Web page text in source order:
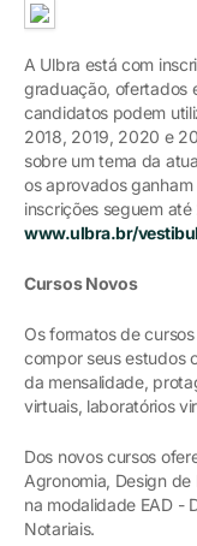
A Ulbra está com
graduação, ofertados
candidatos podem
2018, 2019, 2020 e
sobre um tema da
os aprovados
inscrições seguem
www.ulbra.br/
Cursos Novos
Os formatos de
compor seus estudos
da mensalidade,
virtuais, laboratórios
Dos novos cursos
Agronomia, Design
na modalidade EAD -
Notariais.